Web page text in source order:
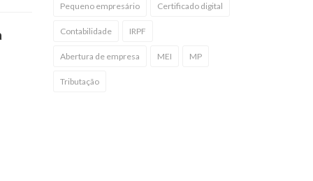
Pequeno empresário Certificado digital
Contabilidade IRPF
Abertura de empresa MEI MP
Tributação